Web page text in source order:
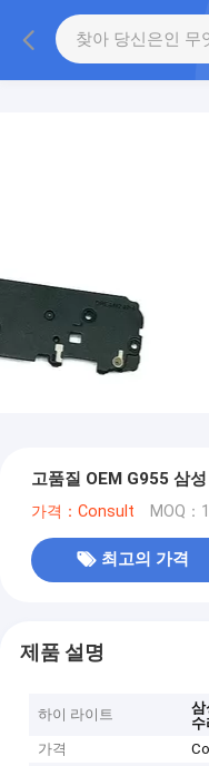
고품질 OEM G955 삼
가격：Consult MOQ：
최고의 가격
제품 설명
하이 라이트 삼
가격